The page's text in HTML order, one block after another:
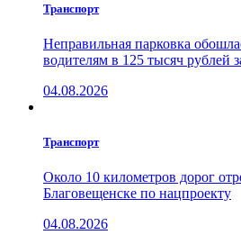
Транспорт
Неправильная парковка
водителям в 125 тысяч рублей
04.08.2026
Транспорт
Около 10 километров дорог
Благовещенске по нацпроекту
04.08.2026